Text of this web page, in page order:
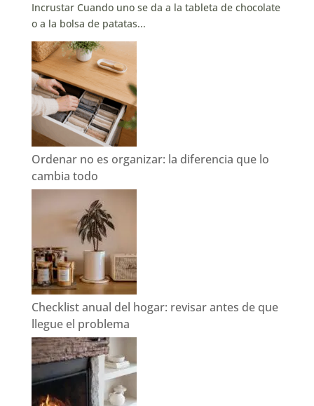
Incrustar Cuando uno se da a la tableta de chocolate
o a la bolsa de patatas...
Ordenar no es organizar: la diferencia que lo
cambia todo
Checklist anual del hogar: revisar antes de que
llegue el problema